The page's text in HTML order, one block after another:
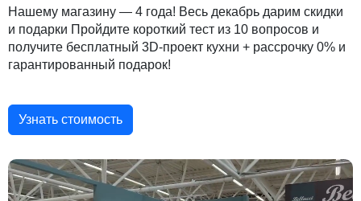
Нашему магазину — 4 года! Весь декабрь дарим скидки
и подарки Пройдите короткий тест из 10 вопросов и
получите бесплатный 3D-проект кухни + рассрочку 0% и
гарантированный подарок!
Узнать стоимость